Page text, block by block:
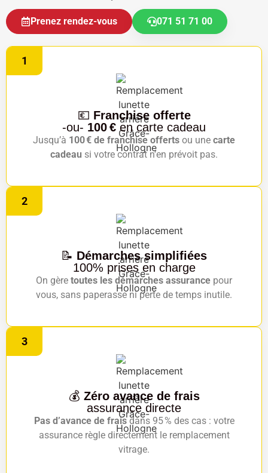
Prenez rendez-vous 071 51 71 00
1
💶 Franchise offerte
-ou- 100 € en carte cadeau
Jusqu’à 100 € de franchise offerts ou une carte
cadeau si votre contrat n’en prévoit pas.
2
📝 Démarches simplifiées
100% prises en charge
On gère toutes les démarches assurance pour
vous, sans paperasse ni perte de temps inutile.
3
💰 Zéro avance de frais
assurance directe
Pas d’avance de fraisdans 95 % des cas : votre
assurance règle directement le remplacement
vitrage.